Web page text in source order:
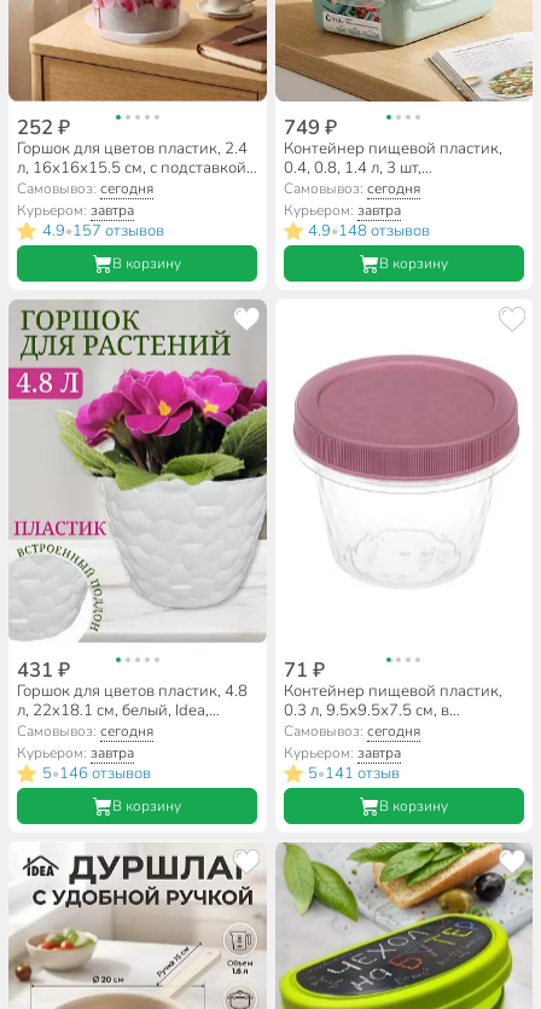
252 ₽
Горшок для цветов пластик, 2.4
л, 16х16х15.5 см, с подставкой,
орхидея, Idea, Деко, М 3106
Самовывоз:сегодня
Курьером:завтра
4.9•157 отзывов
В корзину
749 ₽
Контейнер пищевой пластик,
0.4, 0.8, 1.4 л, 3 шт,
фисташковый, Idea, Фреш, М
1426
Самовывоз: сегодня
Курьером: завтра
4.9•148 отзывов
В корзину
431 ₽
Горшок для цветов пластик, 4.8
л, 22х18.1 см, белый, Idea,
Камни, М 3174
Самовывоз:сегодня
Курьером:завтра
5•146 отзывов
В корзину
71 ₽
Контейнер пищевой пластик,
0.3 л, 9.5х9.5х7.5 см, в
ассортименте, круглый, Idea,
Ролл, М 1470
Самовывоз: сегодня
Курьером: завтра
5•141 отзыв
В корзину